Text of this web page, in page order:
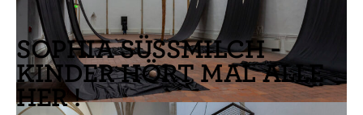
SOPHIA SÜSSMILCH -
KINDER HÖRT MAL ALLE
HER !